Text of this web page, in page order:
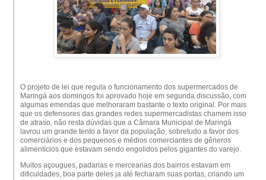
O projeto de lei que regula o funcionamento dos supermercados de
Maringá aos domingos foi aprovado hoje em segunda discussão, com
algumas emendas que melhoraram bastante o texto original. Por mais
que os defensores das grandes redes supermercadistas chamem isso
de atraso, não resta dúvidas que a Câmara Municipal de Maringá
lavrou um grande tento a favor da população, sobretudo a favor dos
comerciários e dos pequenos e médios comerciantes de gêneros
alimentícios que estavam sendo engolidos pelos gigantes do varejo.
Muitos açougues, padarias e mercearias dos bairros estavam em
dificuldades, boa parte deles ja até fecharam suas portas, criando um